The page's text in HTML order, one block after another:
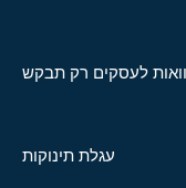
לעסקים רק תבקש
עגלת תינוקות